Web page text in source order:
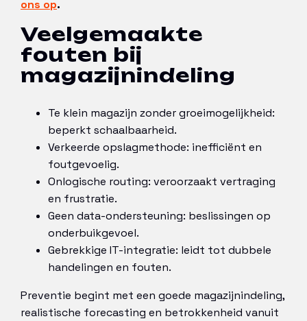
ons op.
Veelgemaakte
fouten bij
magazijnindeling
Te klein magazijn zonder groeimogelijkheid:
beperkt schaalbaarheid.
Verkeerde opslagmethode: inefficiënt en
foutgevoelig.
Onlogische routing: veroorzaakt vertraging
en frustratie.
Geen data-ondersteuning: beslissingen op
onderbuikgevoel.
Gebrekkige IT-integratie: leidt tot dubbele
handelingen en fouten.
Preventie begint met een goede magazijnindeling,
realistische forecasting en betrokkenheid vanuit